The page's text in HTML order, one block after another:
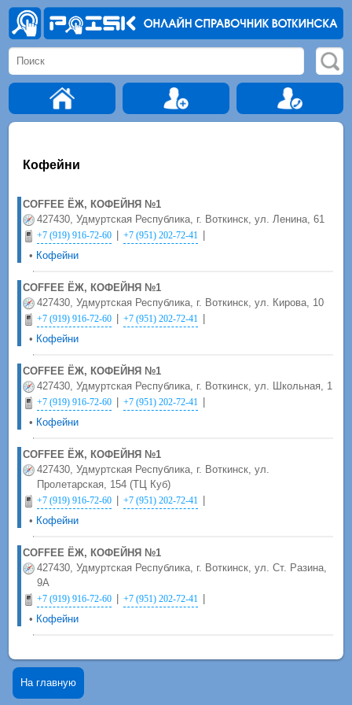
Кофейни
COFFEE ЁЖ, КОФЕЙНЯ №1
427430, Удмуртская Республика, г. Воткинск, ул. Ленина, 61
+7 (919) 916-72-60 | +7 (951) 202-72-41
|
• Кофейни
COFFEE ЁЖ, КОФЕЙНЯ №1
427430, Удмуртская Республика, г. Воткинск, ул. Кирова, 10
+7 (919) 916-72-60 | +7 (951) 202-72-41
|
• Кофейни
COFFEE ЁЖ, КОФЕЙНЯ №1
427430, Удмуртская Республика, г. Воткинск, ул. Школьная, 1
+7 (919) 916-72-60 | +7 (951) 202-72-41
|
• Кофейни
COFFEE ЁЖ, КОФЕЙНЯ №1
427430, Удмуртская Республика, г. Воткинск, ул.
Пролетарская, 154 (ТЦ Куб)
+7 (919) 916-72-60 | +7 (951) 202-72-41
|
• Кофейни
COFFEE ЁЖ, КОФЕЙНЯ №1
427430, Удмуртская Республика, г. Воткинск, ул. Ст. Разина,
9А
+7 (919) 916-72-60 | +7 (951) 202-72-41
|
• Кофейни
На главную